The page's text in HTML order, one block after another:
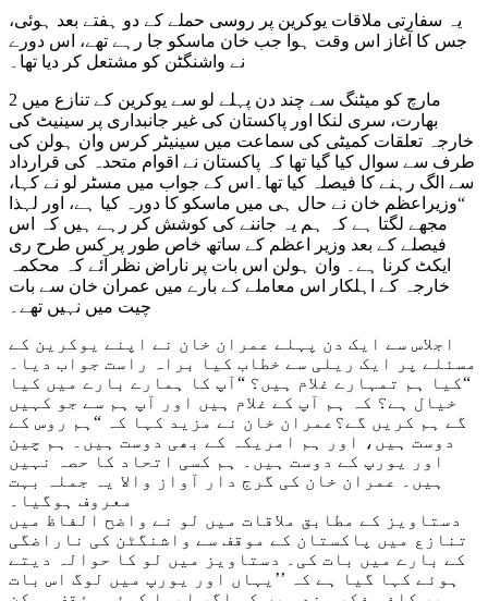
یہ سفارتی ملاقات یوکرین پر روسی حملے کے دو ہفتے بعد ہوئی،
جس کا آغاز اس وقت ہوا جب خان ماسکو جا رہے تھے، اس دورے
نے واشنگٹن کو مشتعل کر دیا تھا۔
2 مارچ کو میٹنگ سے چند دن پہلے لو سے یوکرین کے تنازع میں
بھارت، سری لنکا اور پاکستان کی غیر جانبداری پر سینیٹ کی
خارجہ تعلقات کمیٹی کی سماعت میں سینیٹر کرس وان ہولن کی
طرف سے سوال کیا گیا تھا کہ پاکستان نے اقوام متحدہ کی قرارداد
سے الگ رہنے کا فیصلہ کیا تھا۔اس کے جواب میں مسٹر لو نے کہا،
“وزیراعظم خان نے حال ہی میں ماسکو کا دورہ کیا ہے، اور لہذا
مجھے لگتا ہے کہ ہم یہ جاننے کی کوشش کر رہے ہیں کہ اس
فیصلے کے بعد وزیر اعظم کے ساتھ خاص طور پر کس طرح ری
ایکٹ کرنا ہے۔ وان ہولن اس بات پر ناراض نظر آئے کہ محکمہ
خارجہ کے اہلکار اس معاملے کے بارے میں عمران خان سے بات
چیت میں نہیں تھے۔
اجلاس سے ایک دن پہلے عمران خان نے اپنے یوکرین کے
مسئلے پر ایک ریلی سے خطاب کیا براہ راست جواب دیا۔
“کیا ہم تمہارے غلام ہیں؟ “آپ کا ہمارے بارے میں کیا
خیال ہے؟ کہ ہم آپ کے غلام ہیں اور آپ ہم سے جو کہیں
گے ہم کریں گے؟عمران خان نے مزید کہا کہ “ہم روس کے
دوست ہیں، اور ہم امریکہ کے بھی دوست ہیں۔ ہم چین
اور یورپ کے دوست ہیں۔ ہم کسی اتحاد کا حصہ نہیں
ہیں۔ عمران خان کی گرج دار آواز والا یہ جملہ بہت
معروف ہوگیا۔
دستاویز کے مطابق ملاقات میں لو نے واضح الفاظ میں
تنازع میں پاکستان کے موقف سے واشنگٹن کی ناراضگی
کے بارے میں بات کی۔ دستاویز میں لو کا حوالہ دیتے
ہوئے کہا گیا ہے کہ ’’یہاں اور یورپ میں لوگ اس بات